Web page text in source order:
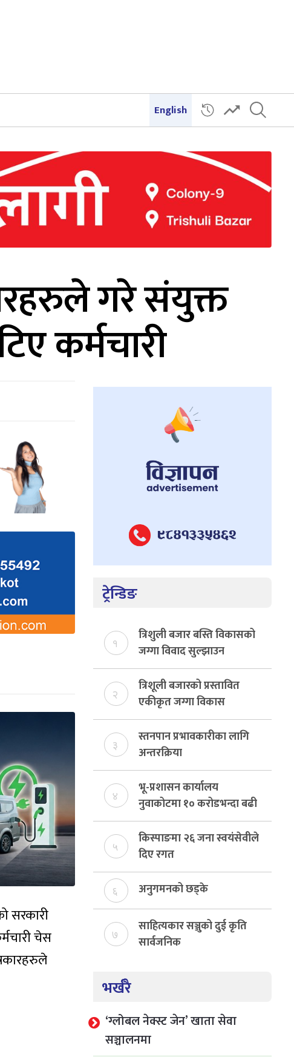
English
गरे संयुक्त
कर्मचारी
सरकारी
चेस
ट्रेन्डिङ
१
त्रिशुली बजार बस्ति विकासको
जग्गा विवाद सुल्झाउन
संयोजक तोकियो
२
त्रिशूली बजारको प्रस्तावित
एकीकृत जग्गा विकास
योजनाको जग्गा विवादमा
किन?, बस्ति विकास दर्ता नभए
समिति विघटन हुने
३
स्तनपान प्रभावकारीका लागि
अन्तरक्रिया
४
भू-प्रशासन कार्यालय
नुवाकोटमा १० करोडभन्दा बढी
राजस्व संकलन, ७४ प्रतिशत
बेरुजु फर्छयौट
५
किस्पाङमा २६ जना स्वयंसेवीले
दिए रगत
६ अनुगमनको छड्के
७
साहित्यकार सञ्जुको दुई कृति
सार्वजनिक
भर्खरै
‘ग्लोबल नेक्स्ट जेन’ खाता सेवा
सञ्चालनमा